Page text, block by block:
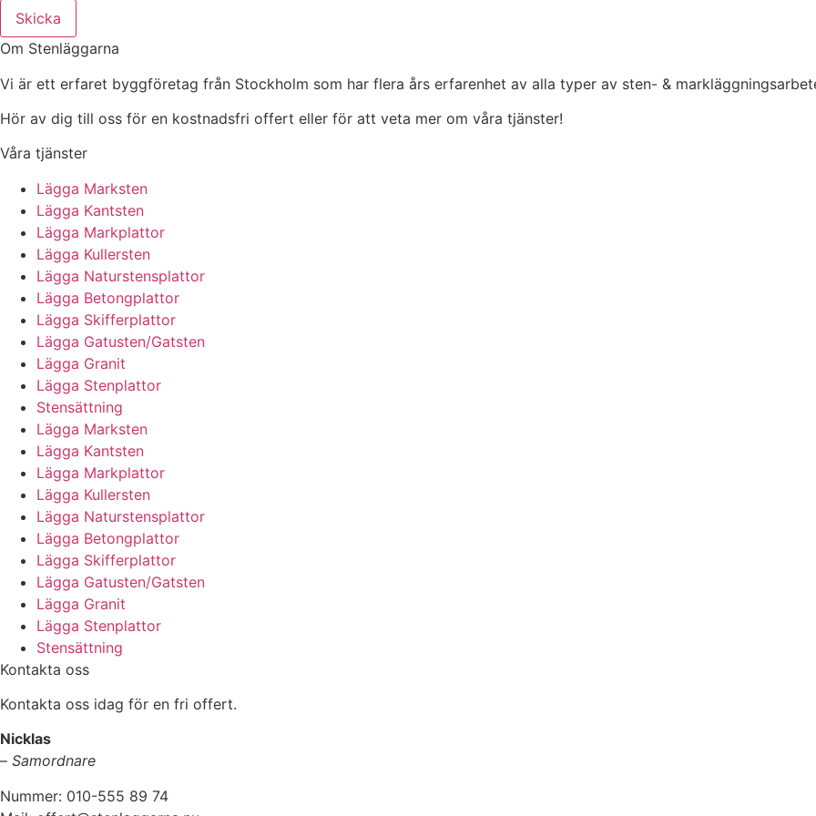
Skicka
Om Stenläggarna
Vi är ett erfaret byggföretag från Stockholm som har flera års erfarenhet av alla typer av sten- &
Hör av dig till oss för en kostnadsfri offert eller för att veta mer om våra tjänster!
Våra tjänster
Lägga Marksten
Lägga Kantsten
Lägga Markplattor
Lägga Kullersten
Lägga Naturstensplattor
Lägga Betongplattor
Lägga Skifferplattor
Lägga Gatusten/Gatsten
Lägga Granit
Lägga Stenplattor
Stensättning
Lägga Marksten
Lägga Kantsten
Lägga Markplattor
Lägga Kullersten
Lägga Naturstensplattor
Lägga Betongplattor
Lägga Skifferplattor
Lägga Gatusten/Gatsten
Lägga Granit
Lägga Stenplattor
Stensättning
Kontakta oss
Kontakta oss idag för en fri offert.
Nicklas
– Samordnare
Nummer: 010-555 89 74